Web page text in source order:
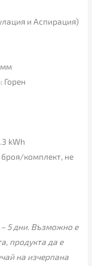
и Аспирация)
мм
Горен
kWh
комплект, не
5 дни. Възможно е
продукта да е
на изчерпана